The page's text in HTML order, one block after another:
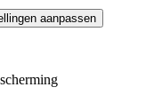
aanpassen